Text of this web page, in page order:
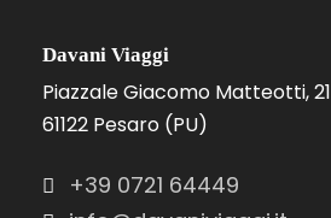
Davani Viaggi
Piazzale Giacomo Matteotti, 21
61122 Pesaro (PU)
+39 0721 64449